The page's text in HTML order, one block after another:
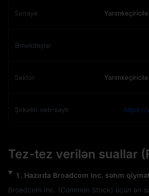
Sənaye
Əməkdaşlar
Sektor
Şirkətin veb-saytı https://
Tez-tez verilən suallar
1 . Hazırda Broadcom Inc. səhm
Broadcom Inc.
(Common Stock) üçün ən